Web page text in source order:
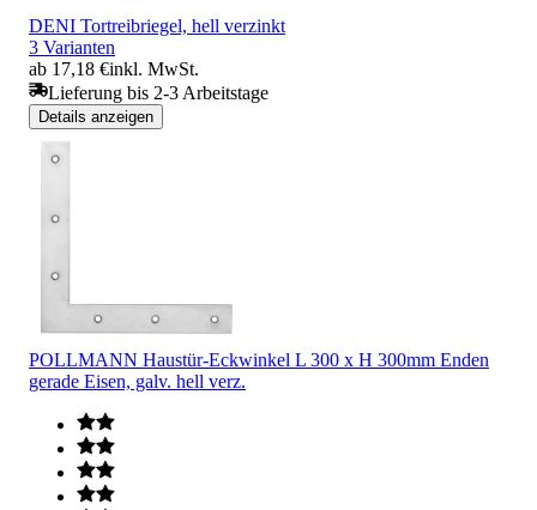
DENI Tortreibriegel, hell verzinkt
3 Varianten
ab 17,18 €inkl. MwSt.
Lieferung bis 2-3 Arbeitstage
Details anzeigen
POLLMANN Haustür-Eckwinkel L 300 x H 300mm Enden
gerade Eisen, galv. hell verz.